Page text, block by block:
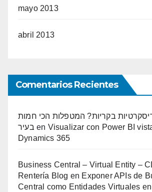
mayo 2013
abril 2013
Comentarios Recientes
בקריות? המטפלות הכי חמות
בעיר en Visualizar con Power BI
Dynamics 365
Business Central – Virtual Entity –
Rentería Blog en Exponer APIs de
Central como Entidades Virtuales